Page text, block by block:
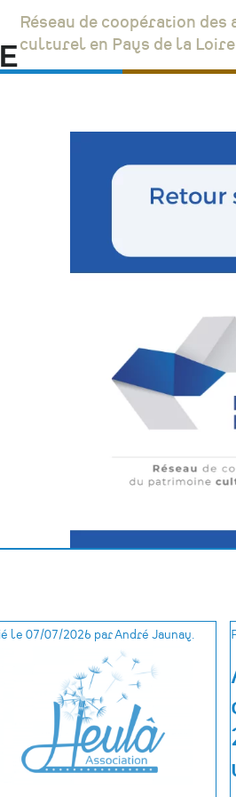
Réseau de coopération
culturel en Pays de la Loire
le 07/07/2026 par André Jaunay.